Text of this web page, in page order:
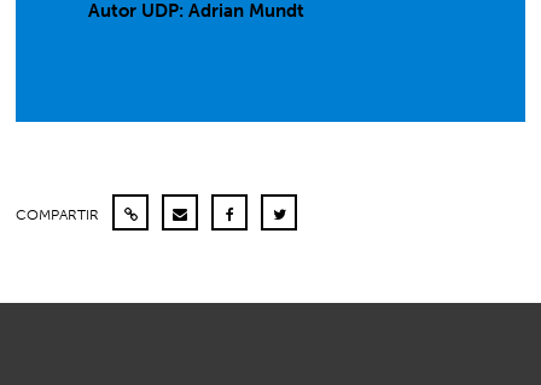
Autor UDP:Adrian Mundt
COMPARTIR